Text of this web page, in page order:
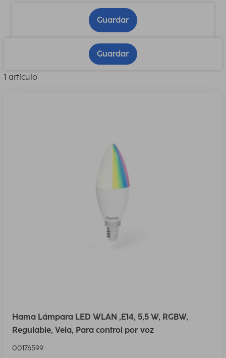
Guardar
Guardar
1 artículo
Hama Lámpara LED WLAN ,E14, 5,5 W, RGBW,
Regulable, Vela, Para control por voz
00176599